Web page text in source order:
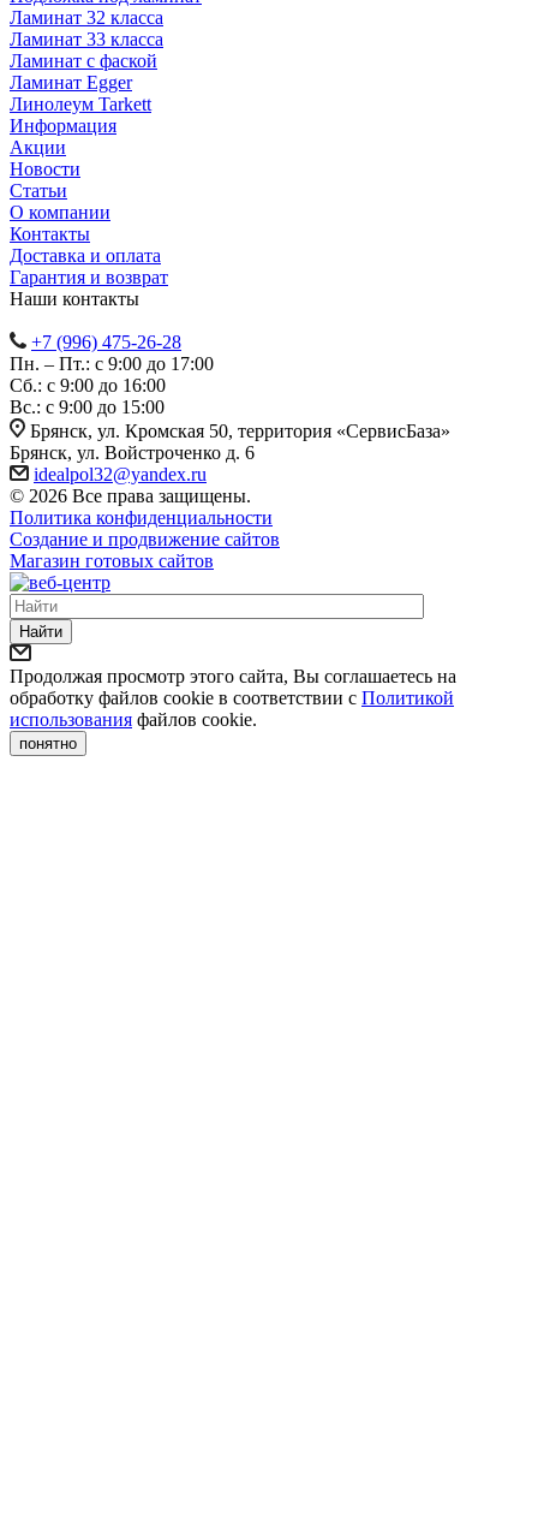
Ламинат 32 класса
Ламинат 33 класса
Ламинат с фаской
Ламинат Egger
Линолеум Tarkett
Информация
Акции
Новости
Статьи
О компании
Контакты
Доставка и оплата
Гарантия и возврат
Наши контакты
+7 (996) 475-26-28
Пн. – Пт.: с 9:00 до 17:00
Сб.: с 9:00 до 16:00
Bc.: с 9:00 до 15:00
Брянск, ул. Кромская 50, территория «СервисБаза»
Брянск, ул. Войстроченко д. 6
idealpol32@yandex.ru
© 2026 Все права защищены.
Политика конфиденциальности
Создание и продвижение сайтов
Магазин готовых сайтов
Найти
Продолжая просмотр этого сайта, Вы соглашаетесь на
обработку файлов cookie в соответствии с Политикой
использования файлов cookie.
понятно